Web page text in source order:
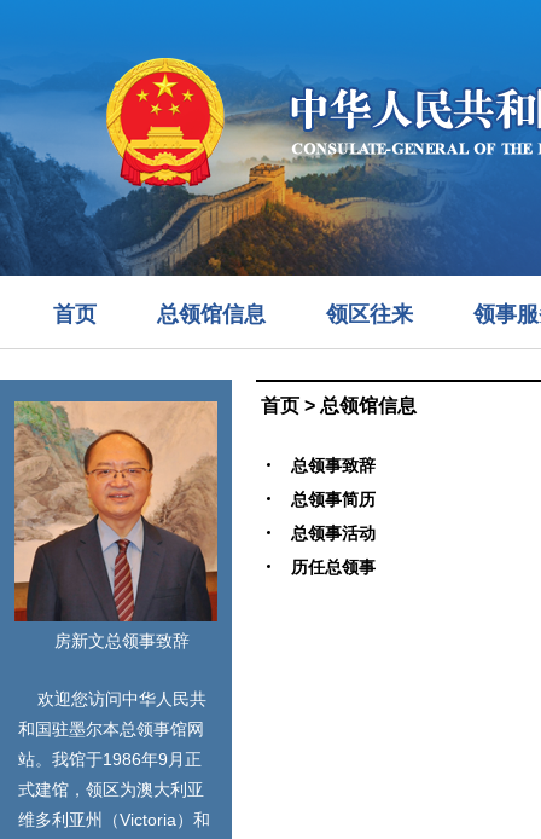
首页 总领馆信息 领区往来 领事
房新文总领事致辞
欢迎您访问中华人民共
和国驻墨尔本总领事馆网
站。我馆于1986年9月正
式建馆，领区为澳大利亚
维多利亚州（Victoria）和
首页 > 总领馆信息
总领事致辞
总领事简历
总领事活动
历任总领事